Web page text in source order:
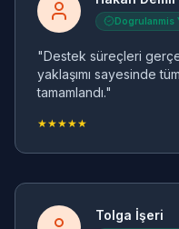
Dogrulanmis
"Destek süreçleri
yaklaşımı sayesinde
tamamlandı."
★★★★★
Tolga İşeri